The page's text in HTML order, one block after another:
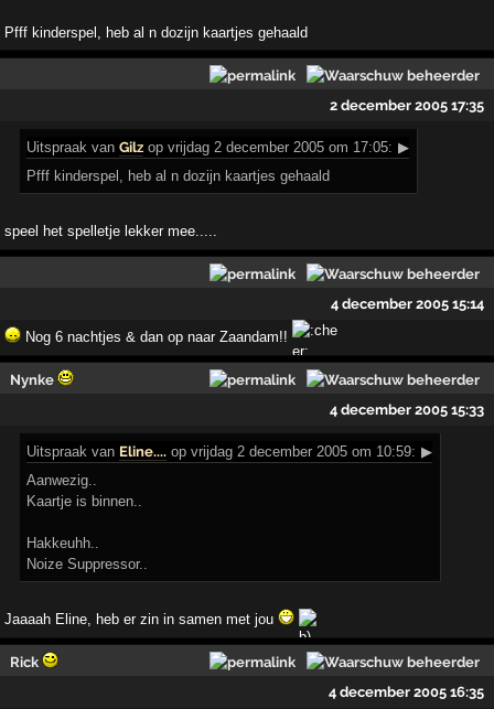
Pfff kinderspel, heb al n dozijn kaartjes gehaald
2 december 2005 17:35
Uitspraak vanGilz op vrijdag 2 december 2005 om 17:05: ▶
Pfff kinderspel, heb al n dozijn kaartjes gehaald
speel het spelletje lekker mee.....
4 december 2005 15:14
Nog 6 nachtjes & dan op naar Zaandam!!
Nynke
4 december 2005 15:33
Uitspraak van Eline.... op vrijdag 2 december 2005 om 10:59: ▶
Aanwezig..
Kaartje is binnen..
Hakkeuhh..
Noize Suppressor..
Jaaaah Eline, heb er zin in samen met jou
Rick
4 december 2005 16:35